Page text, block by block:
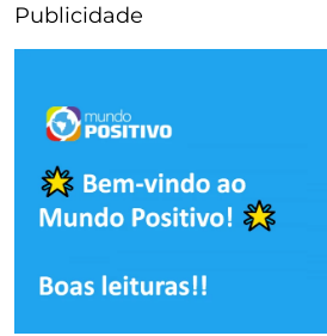
Publicidade